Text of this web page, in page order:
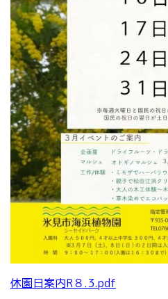
休園日案内R８.3.pdf